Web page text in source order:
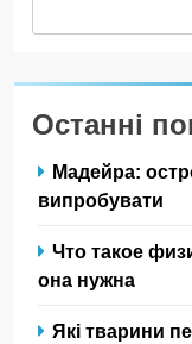
Останні
Мадейра:
випробувати
Что такое
она нужна
Які тварини